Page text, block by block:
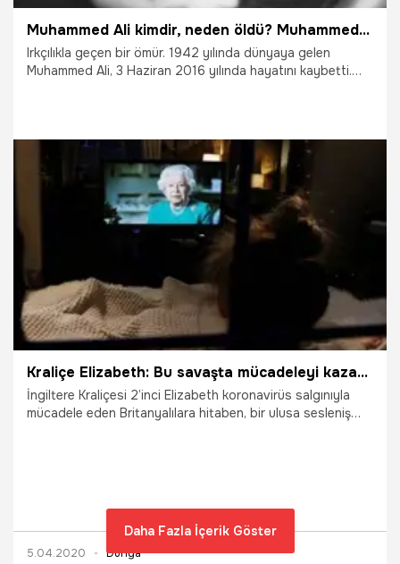
Muhammed Ali kimdir, neden öldü? Muhammed Ali ne zaman Müslüman oldu?
Irkçılıkla geçen bir ömür. 1942 yılında dünyaya gelen
Muhammed Ali, 3 Haziran 2016 yılında hayatını kaybetti.
Muhammed Ali kimdir? Muhammed Ali ne zaman, neden
öldü? Muhammed Ali neden en iyi seçildi, ne zaman
Müslüman oldu?
Gündem
Kraliçe Elizabeth: Bu savaşta mücadeleyi kazanacağız
İngiltere Kraliçesi 2’inci Elizabeth koronavirüs salgınıyla
mücadele eden Britanyalılara hitaben, bir ulusa sesleniş
5.04.2020 Dünya
Daha Fazla İçerik Göster